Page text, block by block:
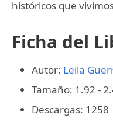
históricos que
Ficha del
Autor: Leila
Tamaño: 1.92 -
Descargas: 1258